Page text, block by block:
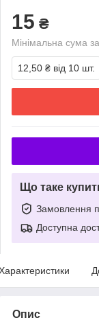
15 ₴
Мінімальна сума
12,50 ₴ від 10 шт.
Що таке
Замовлення
Доступна
Опис